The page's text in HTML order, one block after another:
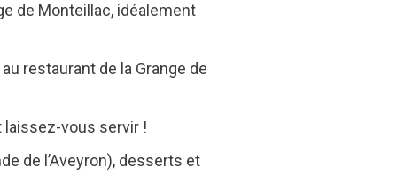
de Monteillac, idéalement
restaurant de la Grange de
laissez-vous servir !
de l’Aveyron), desserts et